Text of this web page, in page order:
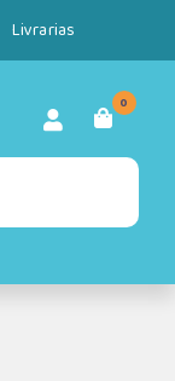
Livrarias
0